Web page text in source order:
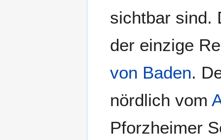
sichtbar sind.
der einzige
von Baden.
nördlich vom
Pforzheimer